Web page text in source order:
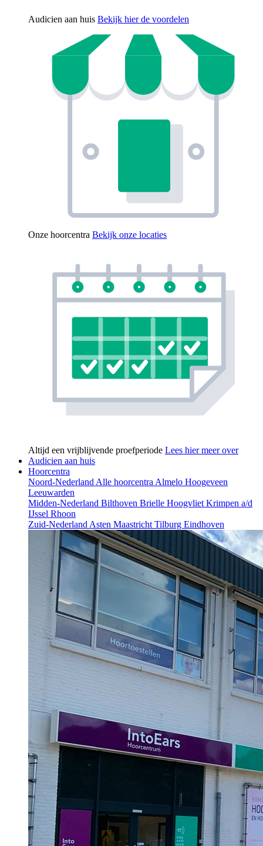
Audicien aan huis Bekijk hier de voordelen
Onze hoorcentra Bekijk onze locaties
Altijd een vrijblijvende proefperiode Lees hier meer over
Audicien aan huis
Hoorcentra
Noord-Nederland Alle hoorcentra Almelo Hoogeveen
Leeuwarden
Midden-Nederland Bilthoven Brielle Hoogvliet Krimpen a/d
IJssel Rhoon
Zuid-Nederland Asten Maastricht Tilburg Eindhoven